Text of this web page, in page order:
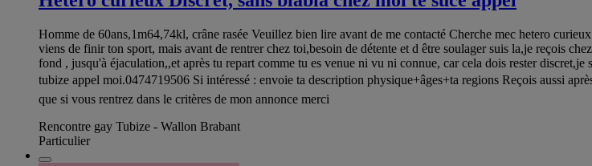
Homme de 60ans,1m64,74kl, crâne rasée Veuillez bien lire avant de me contacté Cherche mec hetero
viens de finir ton sport, mais avant de rentrer chez toi,besoin de détente et d être soulager suis la,je reçois
fond , jusqu'à éjaculation,,et après tu repart comme tu es venue ni vu ni connue, car cela dois rester
tubize appel moi.0474719506 Si intéressé : envoie ta description physique+âges+ta regions Reçois aussi
que si vous rentrez dans le critères de mon annonce merci
Rencontre gay Tubize - Wallon Brabant
Particulier